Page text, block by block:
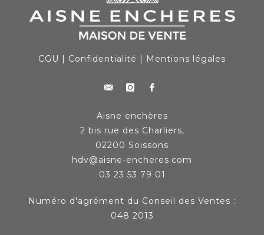
CGU | Confidentialité | Mentions légales
Aisne enchères
2 bis rue des Charliers,
02200 Soissons
hdv@aisne-encheres.com
03 23 53 79 01
Numéro d'agrément du Conseil des Ventes :
048 2013